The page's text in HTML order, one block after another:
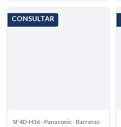
SF4D-H36 - Panasonic - Barreras